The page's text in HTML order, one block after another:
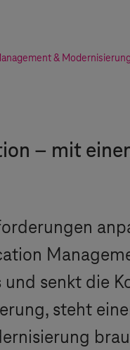
&
– mit
senkt die
steht